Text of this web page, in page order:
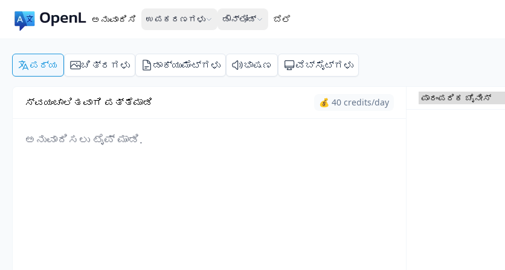
ಅನುವಾದಿಸಿ ಉಪಕರಣಗಳು ಡೌನ್‌ಲೋಡ್ ಬೆಲೆ
ಪಠ್ಯ ಚಿತ್ರಗಳು ಡಾಕ್ಯುಮೆಂಟ್‌ಗಳು ಭಾಷಣ ವೆಬ್‌ಸೈಟ್‌ಗಳು
ಸ್ವಯಂಚಾಲಿತವಾಗಿ ಪತ್ತೆಮಾಡಿ 💰 40 credits/day